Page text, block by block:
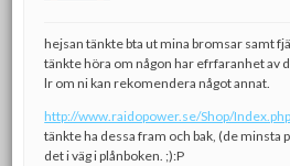
hejsan tänkte bta ut mina bromsar samt
tänkte höra om någon har efrfaranhet av
lr om ni kan rekomendera något annat.
http://www.raidopower.se/Shop/
tänkte ha dessa fram och bak, (de minsta
det i väg i plånboken. ;):P